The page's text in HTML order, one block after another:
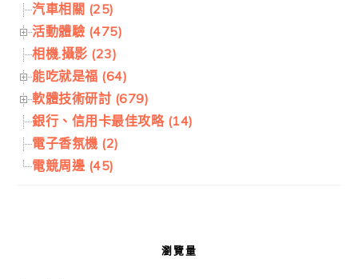
汽車相關 (25)
活動體驗 (475)
相機.攝影 (23)
能吃就是福 (64)
軟體技術研討 (679)
銀行、信用卡最佳攻略 (14)
電子香氛機 (2)
電競周邊 (45)
瀏覽量